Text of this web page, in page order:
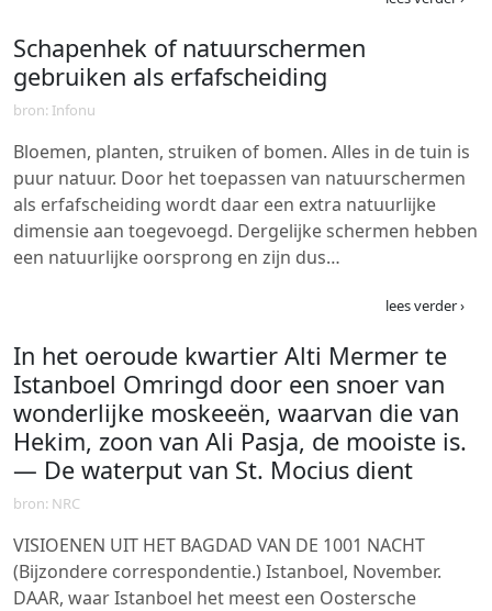
Schapenhek of natuurschermen
gebruiken als erfafscheiding
bron: Infonu
Bloemen, planten, struiken of bomen. Alles in de tuin is
puur natuur. Door het toepassen van natuurschermen
als erfafscheiding wordt daar een extra natuurlijke
dimensie aan toegevoegd. Dergelijke schermen hebben
een natuurlijke oorsprong en zijn dus…
lees verder ›
In het oeroude kwartier Alti Mermer te
Istanboel Omringd door een snoer van
wonderlijke moskeeën, waarvan die van
Hekim, zoon van Ali Pasja, de mooiste is.
— De waterput van St. Mocius dient
bron: NRC
VISIOENEN UIT HET BAGDAD VAN DE 1001 NACHT
(Bijzondere correspondentie.) Istanboel, November.
DAAR, waar Istanboel het meest een Oostersche